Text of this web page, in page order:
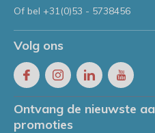
Of bel +31(0)53 - 5738456
Volg ons
Ontvang de nieuwste
promoties